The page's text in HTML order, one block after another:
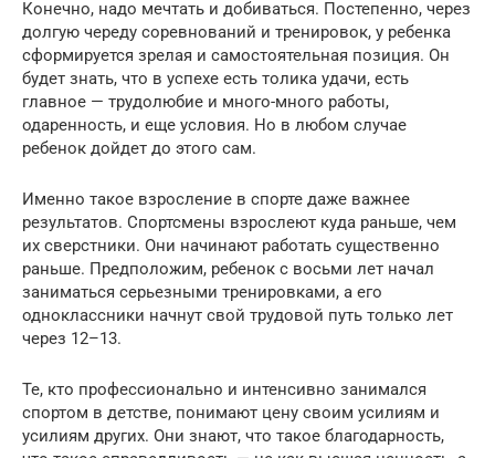
Конечно, надо мечтать и добиваться. Постепенно, через
долгую череду соревнований и тренировок, у ребенка
сформируется зрелая и самостоятельная позиция. Он
будет знать, что в успехе есть толика удачи, есть
главное — трудолюбие и много-много работы,
одаренность, и еще условия. Но в любом случае
ребенок дойдет до этого сам.
Именно такое взросление в спорте даже важнее
результатов. Спортсмены взрослеют куда раньше, чем
их сверстники. Они начинают работать существенно
раньше. Предположим, ребенок с восьми лет начал
заниматься серьезными тренировками, а его
одноклассники начнут свой трудовой путь только лет
через 12–13.
Те, кто профессионально и интенсивно занимался
спортом в детстве, понимают цену своим усилиям и
усилиям других. Они знают, что такое благодарность,